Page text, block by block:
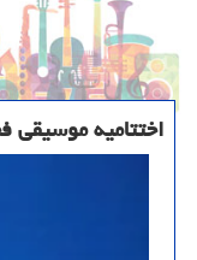
اختتامیه موسیقی